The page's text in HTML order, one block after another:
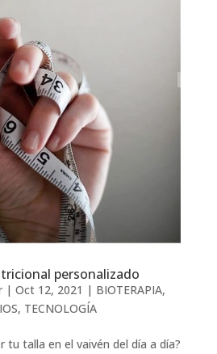
personalizado
| Oct 12, 2021 | BIOTERAPIA,
, TECNOLOGÍA
tu talla en el vaivén del día a día?